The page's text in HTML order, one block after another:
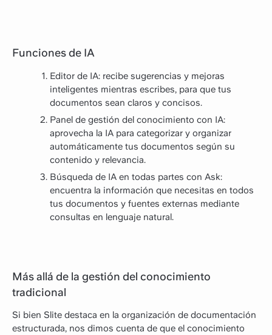
Funciones de IA
Editor de IA: recibe sugerencias y mejoras
inteligentes mientras escribes, para que tus
documentos sean claros y concisos.
Panel de gestión del conocimiento con IA:
aprovecha la IA para categorizar y organizar
automáticamente tus documentos según su
contenido y relevancia.
Búsqueda de IA en todas partes con Ask:
encuentra la información que necesitas en todos
tus documentos y fuentes externas mediante
consultas en lenguaje natural.
Más allá de la gestión del conocimiento
tradicional
Si bien Slite destaca en la organización de documentación
estructurada, nos dimos cuenta de que el conocimiento